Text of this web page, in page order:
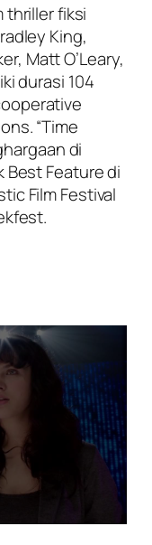
thriller fiksi
King,
Matt O’Leary,
durasi 104
“Time
di
Best Feature di
Film Festival